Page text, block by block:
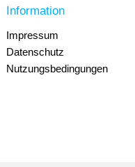
Information
Impressum
Datenschutz
Nutzungsbedingungen